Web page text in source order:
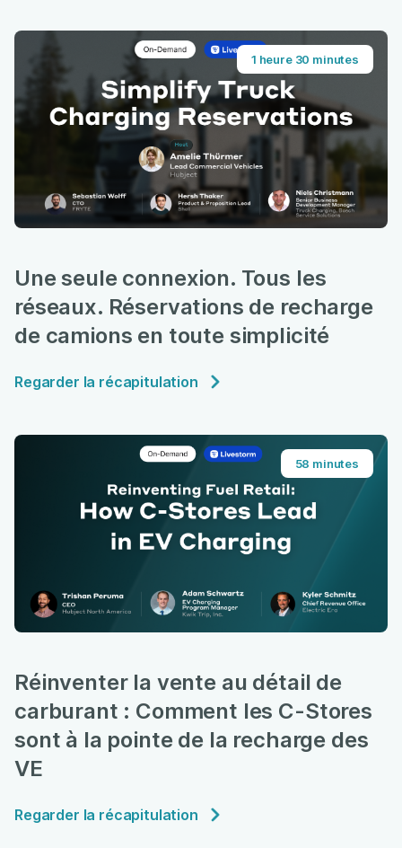
1 heure 30 minutes
Une seule connexion. Tous les
réseaux. Réservations de recharge
de camions en toute simplicité
Regarder la récapitulation
58 minutes
Réinventer la vente au détail de
carburant : Comment les C-Stores
sont à la pointe de la recharge des
VE
Regarder la récapitulation